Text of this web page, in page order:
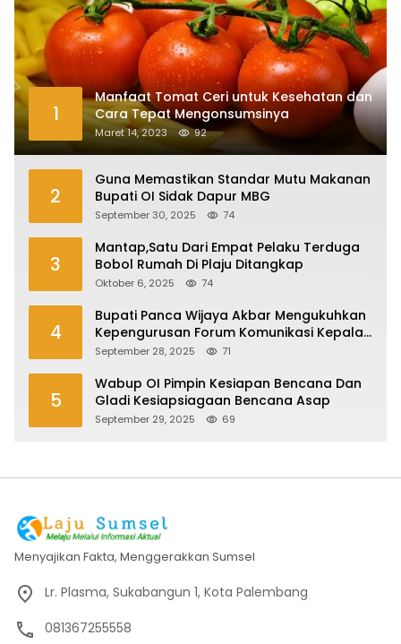
1
Manfaat Tomat Ceri untuk Kesehatan dan
Cara Tepat Mengonsumsinya
Maret 14, 2023 92
2
Guna Memastikan Standar Mutu Makanan
Bupati OI Sidak Dapur MBG
September 30, 2025 74
3
Mantap,Satu Dari Empat Pelaku Terduga
Bobol Rumah Di Plaju Ditangkap
Oktober 6, 2025 74
4
Bupati Panca Wijaya Akbar Mengukuhkan
Kepengurusan Forum Komunikasi Kepala
Desa Kabupaten Ogan Ilir Periode 2025-
September 28, 2025 71
5
Wabup OI Pimpin Kesiapan Bencana Dan
Gladi Kesiapsiagaan Bencana Asap
September 29, 2025 69
Menyajikan Fakta, Menggerakkan Sumsel
Lr. Plasma, Sukabangun 1, Kota Palembang
081367255558